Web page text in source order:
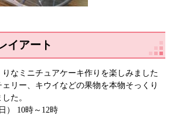
イアート
りなミニチュアケーキ作りを楽しみました
リー、キウイなどの果物を本物そっくり
た。
） 10時～12時